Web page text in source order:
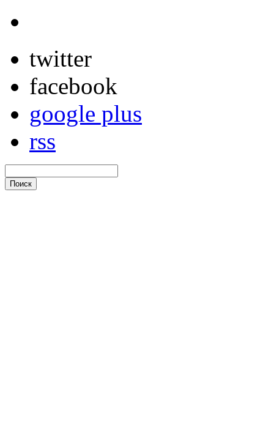
twitter
facebook
google plus
rss